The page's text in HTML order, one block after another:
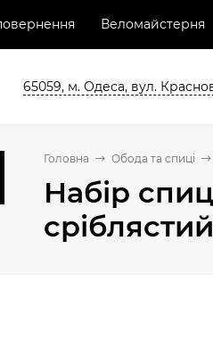
Веломайстерня
65059, м. Одеса, вул.
Головна Обода та спиці
Набір
сріблястий